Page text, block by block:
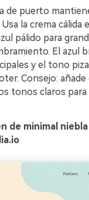
de puerto
la crema cálida
pálido para
El azul
y el tono
Consejo: añade
tonos claros para
de minimal